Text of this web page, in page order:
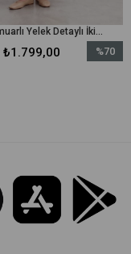
Kadın Fermuarlı Yelek Detaylı İkili Elbise – 26S-32509TKS - Zeytin Yeşili
%70
₺5.499,00